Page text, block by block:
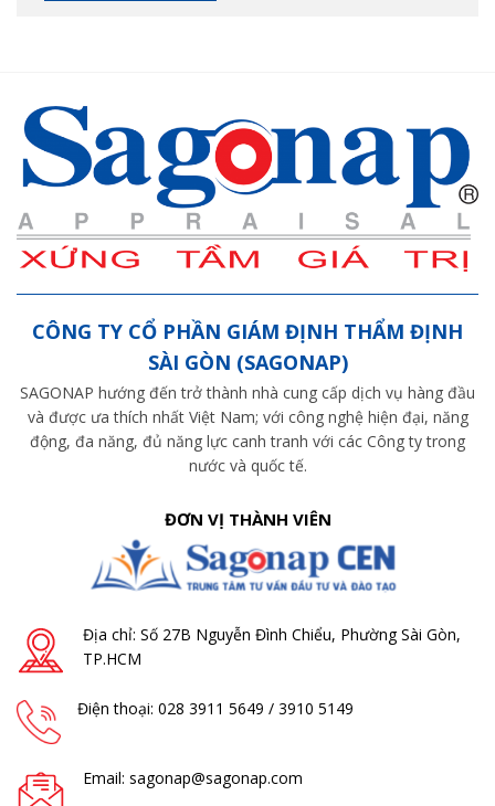
CÔNG TY CỔ PHẦN GIÁM ĐỊNH THẨM ĐỊNH
SÀI GÒN (SAGONAP)
SAGONAP hướng đến trở thành nhà cung cấp dịch vụ hàng đầu
và được ưa thích nhất Việt Nam; với công nghệ hiện đại, năng
động, đa năng, đủ năng lực canh tranh với các Công ty trong
nước và quốc tế.
ĐƠN VỊ THÀNH VIÊN
Địa chỉ: Số 27B Nguyễn Đình Chiểu, Phường Sài Gòn,
TP.HCM
Điện thoại: 028 3911 5649 / 3910 5149
Email: sagonap@sagonap.com